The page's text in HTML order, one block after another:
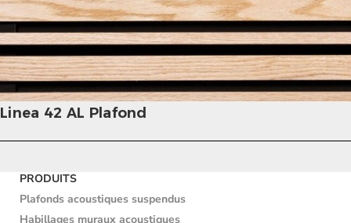
Linea 42 AL Plafond
PRODUITS
Plafonds acoustiques suspendus
Habillages muraux acoustiques